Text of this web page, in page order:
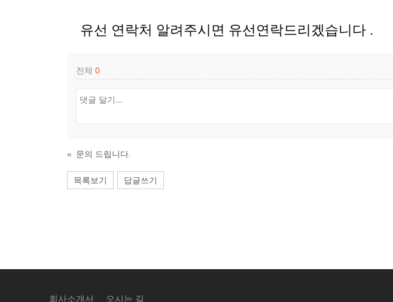
유선 연락처 알려주시면 유선연락드리겠습니다 .
전체 0
« 문의 드립니다.
목록보기 답글쓰기
회사소개서 오시는 길